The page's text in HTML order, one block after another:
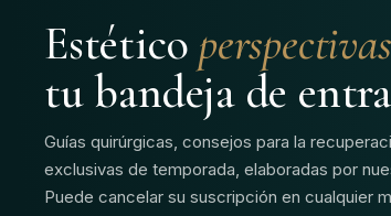
Estético perspectivas
tu bandeja de
Guías quirúrgicas, consejos para la
exclusivas de temporada, elaboradas por
Puede cancelar su suscripción en cualquier